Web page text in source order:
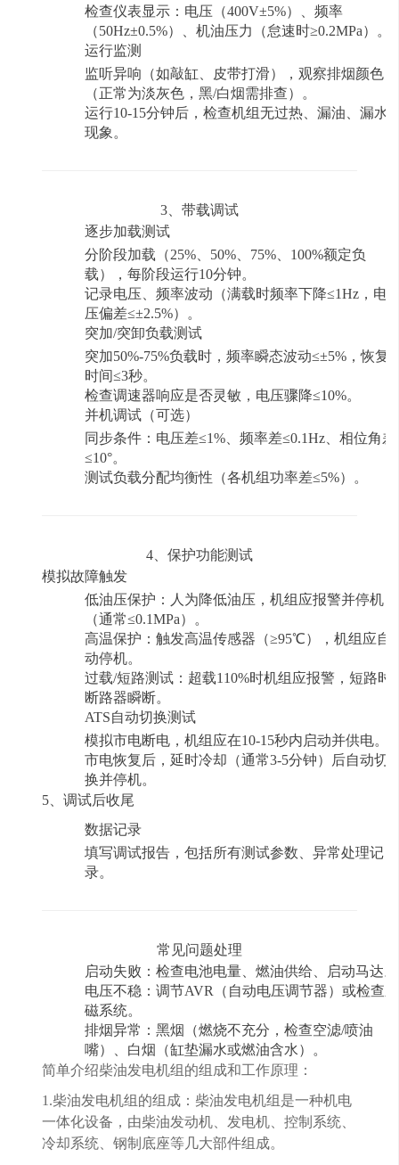
检查仪表显示：电压（400V±5%）、频率
（50Hz±0.5%）、机油压力（怠速时≥0.2MPa）。
运行监测
监听异响（如敲缸、皮带打滑），观察排烟颜色
（正常为淡灰色，黑/白烟需排查）。
运行10-15分钟后，检查机组无过热、漏油、漏水
现象。
3、带载调试
逐步加载测试
分阶段加载（25%、50%、75%、100%额定负
载），每阶段运行10分钟。
记录电压、频率波动（满载时频率下降≤1Hz，电
压偏差≤±2.5%）。
突加/突卸负载测试
突加50%-75%负载时，频率瞬态波动≤±5%，恢复
时间≤3秒。
检查调速器响应是否灵敏，电压骤降≤10%。
并机调试（可选）
同步条件：电压差≤1%、频率差≤0.1Hz、相位角差
≤10°。
测试负载分配均衡性（各机组功率差≤5%）。
4、保护功能测试
模拟故障触发
低油压保护 ：人为降低油压，机组应报警并停机
（通常≤0.1MPa）。
高温保护 ：触发高温传感器（≥95℃），机组应自
动停机。
过载/短路测试 ：超载110%时机组应报警，短路时
断路器瞬断。
ATS自动切换测试
模拟市电断电，机组应在10-15秒内启动并供电。
市电恢复后，延时冷却（通常3-5分钟）后自动切
换并停机。
5、调试后收尾
数据记录
填写调试报告，包括所有测试参数、异常处理记
录。
常见问题处理
启动失败 ：检查电池电量、燃油供给、启动马达。
电压不稳 ：调节AVR（自动电压调节器）或检查励
磁系统。
排烟异常 ：黑烟（燃烧不充分，检查空滤/喷油
嘴）、白烟（缸垫漏水或燃油含水）。
简单介绍柴油发电机组的组成和工作原理：
1.柴油发电机组的组成：柴油发电机组是一种机电
一体化设备，由柴油发动机、发电机、控制系统、
冷却系统、钢制底座等几大部件组成。